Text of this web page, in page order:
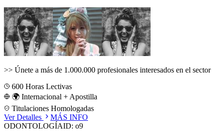
>> Únete a más de 1.000.000 profesionales interesados en el sector
600 Horas Lectivas
🌍 Internacional + Apostilla
Titulaciones Homologadas
Ver Detalles
MÁS INFO
ODONTOLOGÍAID: o9